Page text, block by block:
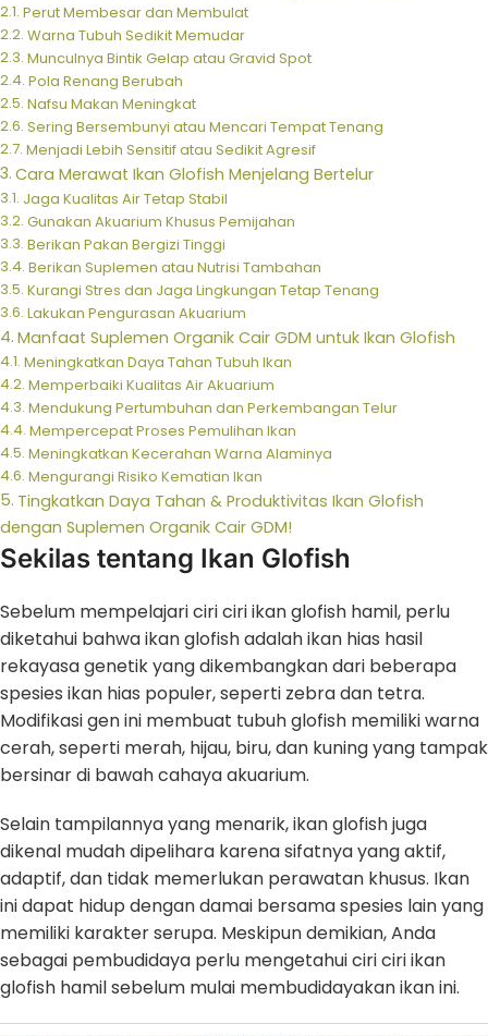
Perut Membesar dan Membulat
Warna Tubuh Sedikit Memudar
Munculnya Bintik Gelap atau Gravid Spot
Pola Renang Berubah
Nafsu Makan Meningkat
Sering Bersembunyi atau Mencari Tempat Tenang
Menjadi Lebih Sensitif atau Sedikit Agresif
Cara Merawat Ikan Glofish Menjelang Bertelur
Jaga Kualitas Air Tetap Stabil
Gunakan Akuarium Khusus Pemijahan
Berikan Pakan Bergizi Tinggi
Berikan Suplemen atau Nutrisi Tambahan
Kurangi Stres dan Jaga Lingkungan Tetap Tenang
Lakukan Pengurasan Akuarium
Manfaat Suplemen Organik Cair GDM untuk Ikan Glofish
Meningkatkan Daya Tahan Tubuh Ikan
Memperbaiki Kualitas Air Akuarium
Mendukung Pertumbuhan dan Perkembangan Telur
Mempercepat Proses Pemulihan Ikan
Meningkatkan Kecerahan Warna Alaminya
Mengurangi Risiko Kematian Ikan
Tingkatkan Daya Tahan & Produktivitas Ikan Glofish
dengan Suplemen Organik Cair GDM!
Sekilas tentang Ikan Glofish
Sebelum mempelajari ciri ciri ikan glofish hamil, perlu
diketahui bahwa ikan glofish adalah ikan hias hasil
rekayasa genetik yang dikembangkan dari beberapa
spesies ikan hias populer, seperti zebra dan tetra.
Modifikasi gen ini membuat tubuh glofish memiliki warna
cerah, seperti merah, hijau, biru, dan kuning yang tampak
bersinar di bawah cahaya akuarium.
Selain tampilannya yang menarik, ikan glofish juga
dikenal mudah dipelihara karena sifatnya yang aktif,
adaptif, dan tidak memerlukan perawatan khusus. Ikan
ini dapat hidup dengan damai bersama spesies lain yang
memiliki karakter serupa. Meskipun demikian, Anda
sebagai pembudidaya perlu mengetahui ciri ciri ikan
glofish hamil sebelum mulai membudidayakan ikan ini.